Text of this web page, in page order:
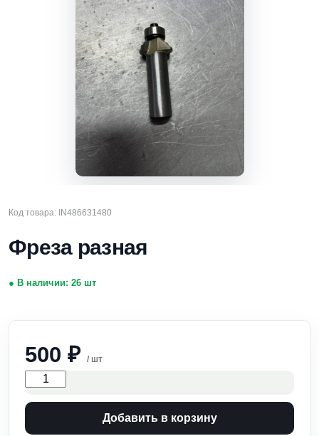
Код товара: IN486631480
Фреза разная
● В наличии: 26 шт
500 ₽ / шт
Фреза
разная
quantity
Добавить в корзину